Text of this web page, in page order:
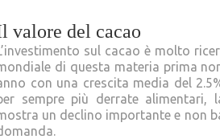
valore del cacao
sul cacao è molto
di questa materia prima
con una crescita media del
sempre più derrate alimentari,
un declino importante e non